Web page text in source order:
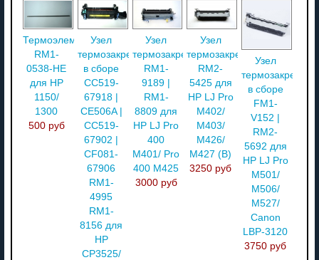
Термоэлемент
RM1-
0538-HE
для HP
1150/
1300
500 руб
Узел
термозакрепления
в сборе
CC519-
67918 |
CE506A |
CC519-
67902 |
CF081-
67906
RM1-
4995
RM1-
8156 для
HP
CP3525/
Узел
термозакрепления
RM1-
9189 |
RM1-
8809 для
HP LJ Pro
400
M401/ Pro
400 M425
3000 руб
Узел
термозакрепления
RM2-
5425 для
HP LJ Pro
M402/
M403/
M426/
M427 (В)
3250 руб
Узел
в сборе
FM1-
V152 |
RM2-
5692 для
HP LJ Pro
M501/
M506/
M527/
Canon
LBP-3120
3750 руб